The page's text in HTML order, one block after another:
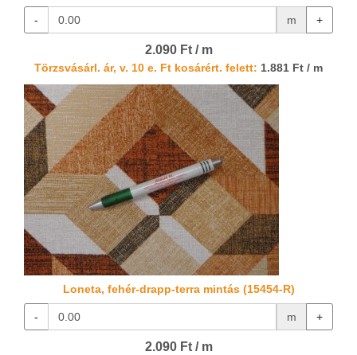
- m +
2.090 Ft / m
Törzsvásárl. ár, v. 10 e. Ft kosárért. felett: 1.881 Ft / m
Loneta, fehér-drapp-terra mintás (15454-R)
- m +
2.090 Ft / m